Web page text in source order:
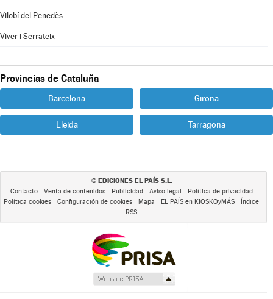
Vilobí del Penedès
Viver i Serrateix
Provincias de Cataluña
Barcelona Girona
Lleida Tarragona
© EDICIONES EL PAÍS S.L.
Contacto Venta de contenidos Publicidad Aviso legal
Política de privacidad
Política cookies
Configuración de cookies Mapa EL PAÍS en KIOSKOyMÁS
Índice
RSS